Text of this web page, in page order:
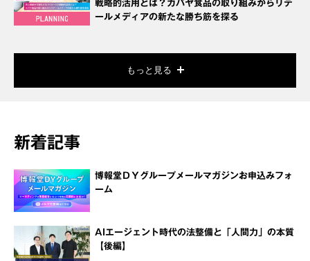
戦略的活用とは？カバヤ食品の取り組みからリテ
ールメディアの新たな勝ち筋を探る
もっと見る
新着記事
博報堂ＤＹグループメールマガジンお申込みフォ
ーム
AIエージェント時代の法整備と「人間力」の本質
【後編】